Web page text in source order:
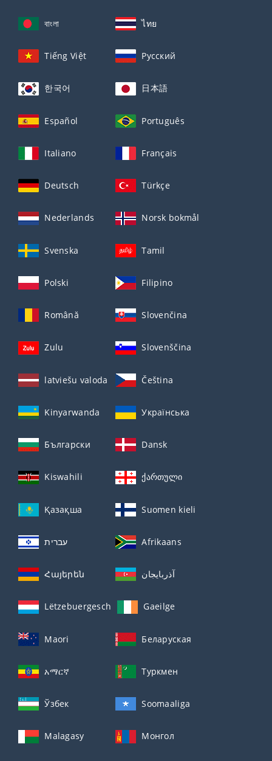
বাংলা ไทย
Tiếng Việt Русский
한국어 日本語
Español Português
Italiano Français
Deutsch Türkçe
Nederlands Norsk bokmål
Svenska Tamil
Polski Filipino
Română Slovenčina
Zulu Slovenščina
latviešu valoda Čeština
Kinyarwanda Українська
Български Dansk
Kiswahili ქართული
Қазақша Suomen kieli
עברית Afrikaans
Հայերեն آذربايجان
Lëtzebuergesch Gaeilge
Maori Беларуская
አማርኛ Туркмен
Ўзбек Soomaaliga
Malagasy Монгол